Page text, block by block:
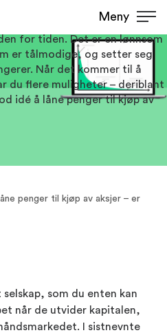
Meny
for tiden. Det er en lønnsom
er tålmodige, og setter seg
Når det kommer til å
du flere muligheter – deriblant
idé å låne penger til kjøp av
penger til kjøp av aksjer – er
som du enten kan
når de utvider kapitalen,
I sistnevnte